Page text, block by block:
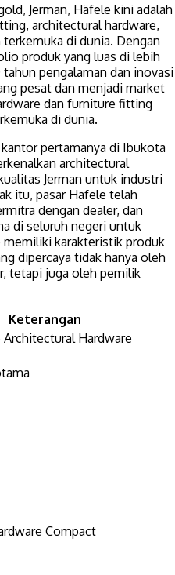
Jerman, Häfele kini adalah
architectural hardware,
di dunia. Dengan
produk yang luas di lebih
pengalaman dan inovasi
pesat dan menjadi market
dan furniture fitting
di dunia.
pertamanya di Ibukota
architectural
Jerman untuk industri
itu, pasar Hafele telah
dengan dealer, dan
di seluruh negeri untuk
memiliki karakteristik produk
dipercaya tidak hanya oleh
tetapi juga oleh pemilik
Keterangan
Hardware
Compact